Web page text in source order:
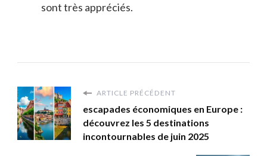
sont très appréciés.
ARTICLE PRÉCÉDENT
escapades économiques en Europe :
découvrez les 5 destinations
incontournables de juin 2025